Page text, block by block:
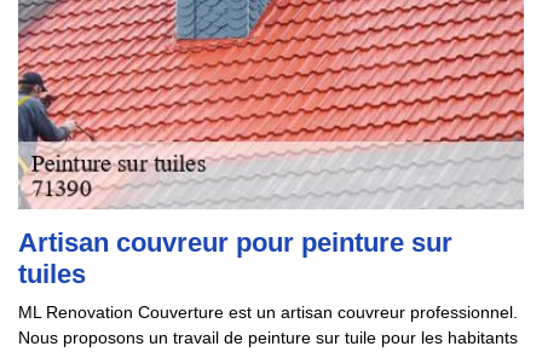
Artisan couvreur pour peinture sur
tuiles
ML Renovation Couverture est un artisan couvreur professionnel.
Nous proposons un travail de peinture sur tuile pour les habitants